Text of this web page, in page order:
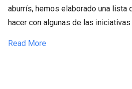
aburrís, hemos elaborado una lista
hacer con algunas de las iniciativas
Read More